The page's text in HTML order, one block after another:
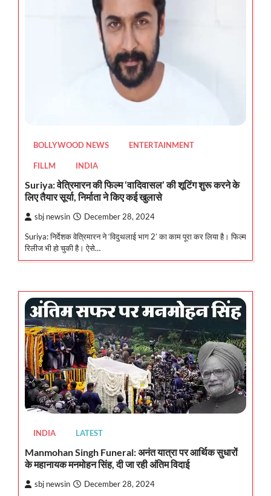
BOLLYWOOD NEWS ENTERTAINMENT
FILLM INDIA
Suriya: वेत्रिमारन की फिल्म ‘वादिवासल’ की शूटिंग शुरू करने के
लिए तैयार सूर्या, निर्माता ने किए कई खुलासे
sbj newsin December 28, 2024
Suriya: निर्देशक वेत्रिमारन ने ‘विदुथलाई भाग 2’ का काम पूरा कर लिया है। फिल्म
रिलीज भी हो चुकी है। ऐसे…
INDIA LATEST
Manmohan Singh Funeral: अनंत यात्रा पर आर्थिक सुधारों
के महानायक मनमोहन सिंह, दी जा रही अंतिम विदाई
sbj newsin December 28, 2024